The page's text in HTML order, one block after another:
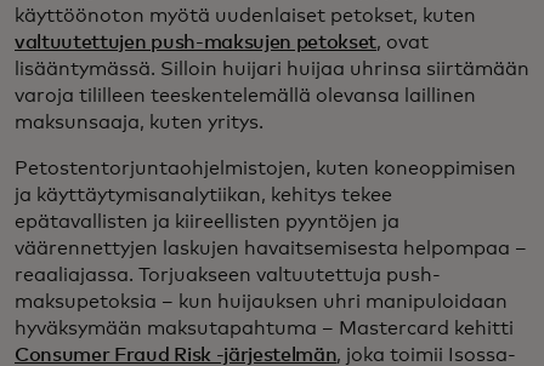
käyttöönoton myötä uudenlaiset petokset, kuten
valtuutettujen push-maksujen petokset, ovat
lisääntymässä. Silloin huijari huijaa uhrinsa siirtämään
varoja tililleen teeskentelemällä olevansa laillinen
maksunsaaja, kuten yritys.
Petostentorjuntaohjelmistojen, kuten koneoppimisen
ja käyttäytymisanalytiikan, kehitys tekee
epätavallisten ja kiireellisten pyyntöjen ja
väärennettyjen laskujen havaitsemisesta helpompaa –
reaaliajassa. Torjuakseen valtuutettuja push-
maksupetoksia – kun huijauksen uhri manipuloidaan
hyväksymään maksutapahtuma – Mastercard kehitti
Consumer Fraud Risk -järjestelmän, joka toimii Isossa-